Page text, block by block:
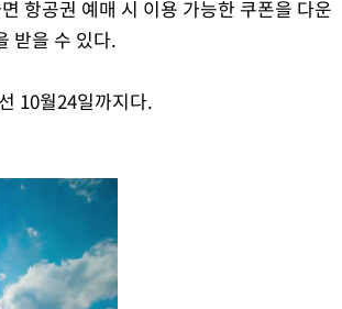
항공권 예매 시 이용 가능한 쿠폰을 다운
받을 수 있다.
10월24일까지다.